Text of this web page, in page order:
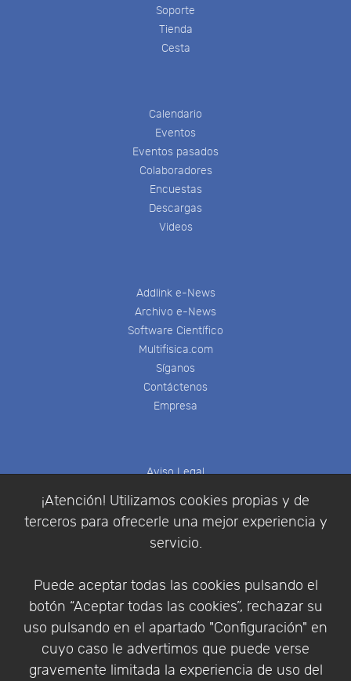
¡Atención! Utilizamos cookies propias y de
terceros para ofrecerle una mejor experiencia y
servicio.
Puede aceptar todas las cookies pulsando el
botón “Aceptar todas las cookies”, rechazar su
uso pulsando en el apartado "Configuración" en
cuyo caso le advertimos que puede verse
gravemente limitada la experiencia de uso del
Soporte
Tienda
Cesta
Calendario
Eventos
Eventos pasados
Colaboradores
Encuestas
Descargas
Videos
Addlink e-News
Archivo e-News
Software Científico
Multifisica.com
Síganos
Contáctenos
Empresa
Aviso Legal
Política de Privacidad
Condiciones de compra
Identificarse
Empresa|Aviso Legal| Política de Privacidad |